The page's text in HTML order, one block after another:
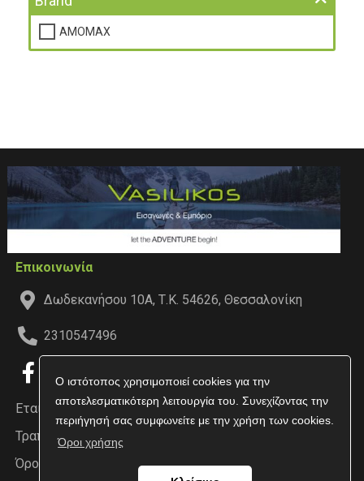
Ο ιστότοπος χρησιμοποιεί cookies για την
αποτελεσματικότερη λειτουργία του. Συνεχίζοντας την
περιήγησή σας συμφωνείτε με την χρήση των cookies.
Όροι χρήσης
AMOMAX
Επικοινωνία
Δωδεκανήσου 10Α, Τ.Κ. 54626, Θεσσαλονίκη
2310547496
Εταιρεία
Τραπεζικοί Λογαριασμοί
Όροι χρήσης